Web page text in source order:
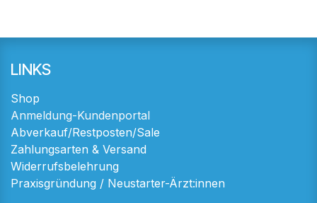
LINKS
Shop
Anmeldung-Kundenportal
Abverkauf/Restposten/Sale
Zahlungsarten & Versand
Widerrufsbelehrung
Praxisgründung / Neustarter-Ärzt:innen